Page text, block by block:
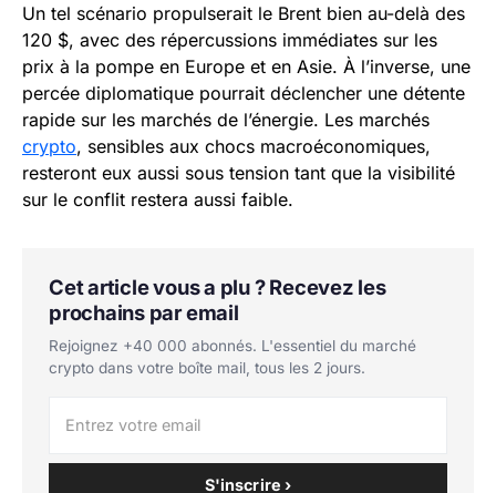
Un tel scénario propulserait le Brent bien au-delà des
120 $, avec des répercussions immédiates sur les
prix à la pompe en Europe et en Asie. À l’inverse, une
percée diplomatique pourrait déclencher une détente
rapide sur les marchés de l’énergie. Les marchés
crypto, sensibles aux chocs macroéconomiques,
resteront eux aussi sous tension tant que la visibilité
sur le conflit restera aussi faible.
Cet article vous a plu ? Recevez les
prochains par email
Rejoignez +40 000 abonnés. L'essentiel du marché
crypto dans votre boîte mail, tous les 2 jours.
S'inscrire ›